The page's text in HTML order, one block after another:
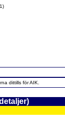
dittills för AIK.